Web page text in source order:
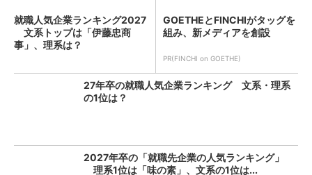
就職人気企業ランキング2027
文系トップは「伊藤忠商
事」、理系は？
GOETHEとFINCHIがタッグを
組み、新メディアを創設
PR(FINCHI on GOETHE)
27年卒の就職人気企業ランキング 文系・理系
の1位は？
2027年卒の「就職先企業の人気ランキング」
理系1位は「味の素」、文系の1位は...